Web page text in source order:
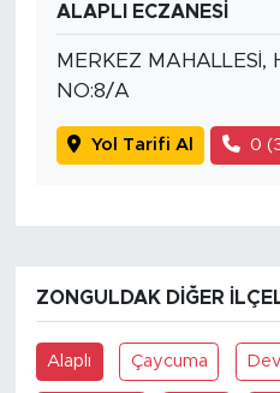
ALAPLI ECZANESİ
MERKEZ MAHALLESİ,
NO:8/A
Yol Tarifi Al 0
ZONGULDAK DIĞER
Alaplı Çaycuma